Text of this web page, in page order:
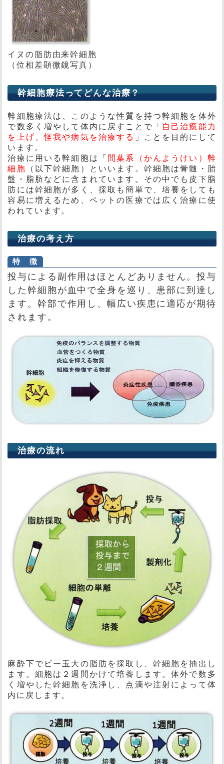
イヌの脂肪由来幹細胞
（位相差顕微鏡写真）
幹細胞療法ってどんな治療？
幹細胞療法は、このような性質を持つ幹細胞を体外
で数多く増やして体内に戻すことで「 自己治癒能力
を上げ、怪我や病気を治療する
」ことを目的にして
います。
治療に用いる幹細胞は「 間葉系（かんようけい）幹
細胞
（以下幹細胞）といいます。幹細胞は骨髄・胎
盤・脂肪などに含まれています。その中でも皮下脂
肪には幹細胞が多く、採取も簡単で、培養をしても
容易に増えるため、ペットの医療では広く治療に使
われています。
治療の考え方
特 徴
投与による副作用はほとんどありません。投与
した幹細胞が血中で全身を巡り、患部に到達し
ます。幹部で作用し、幅広い疾患に適応が期待
されます。
治療の流れ
麻酔下でビー玉大の脂肪を採取し、幹細胞を抽出し
ます。細胞は２週間かけて培養します。体外で数多
く増やした幹細胞を洗浄し、点滴や注射によって体
内に戻します。